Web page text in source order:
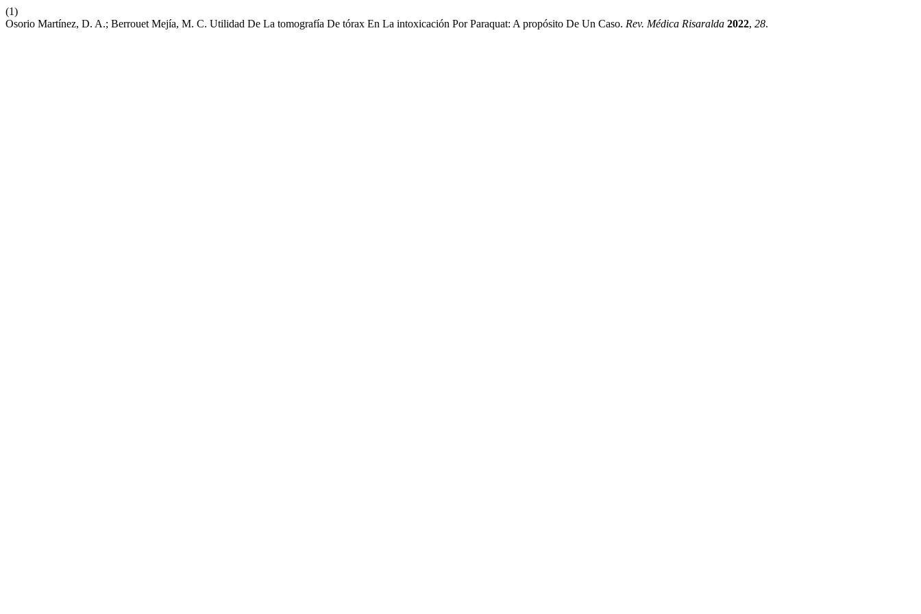
(1)
Osorio Martínez, D. A.; Berrouet Mejía, M. C. Utilidad De La tomografía De tórax En La intoxicación Por Paraquat: A propósito De Un Caso. Rev. Médica Risaralda 2022, 28.